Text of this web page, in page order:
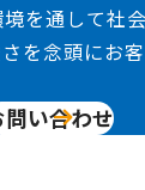
を通して社
を念頭にお
問い合わせ